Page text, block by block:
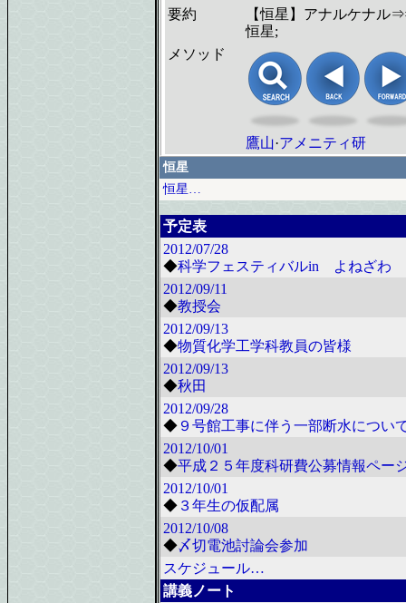
要約
【恒星】アナルケナル
恒星;
メソッド
鷹山·アメニティ研
恒星
恒星…
予定表
2012/07/28
◆科学フェスティバルin よねざわ
2012/09/11
◆教授会
2012/09/13
◆物質化学工学科教員の皆様
2012/09/13
◆秋田
2012/09/28
◆ ９号館工事に伴う一部断水につい
2012/10/01
◆平成２５年度科研費公募情報ペー
2012/10/01
◆ ３年生の仮配属
2012/10/08
◆〆切電池討論会参加
スケジュール…
講義ノート